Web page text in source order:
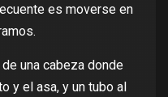
es moverse en
una cabeza donde
y el asa, y un tubo al